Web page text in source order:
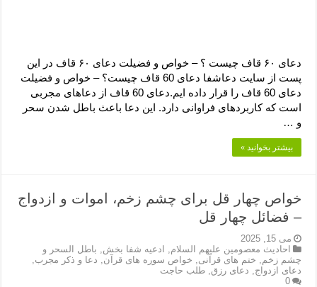
دعای ۶۰ قاف چیست ؟ – خواص و فضیلت دعای ۶۰ قاف در این
پست از سایت دعاشفا دعای 60 قاف چیست؟ – خواص و فضیلت
دعای 60 قاف را قرار داده ایم.دعای 60 قاف از دعاهای مجربی
است که کاربردهای فراوانی دارد. این دعا باعث باطل شدن سحر
و …
بیشتر بخوانید »
خواص چهار قل برای چشم زخم، اموات و ازدواج
– فضائل چهار قل
می 15, 2025
احادیث معصومین علیهم السلام
ادعیه شفا بخش
باطل السحر و
چشم زخم
ختم های قرآنی خواص سوره های قرآن دعا و ذکر مجرب
دعای ازدواج
دعای رزق ,طلب حاجت
0